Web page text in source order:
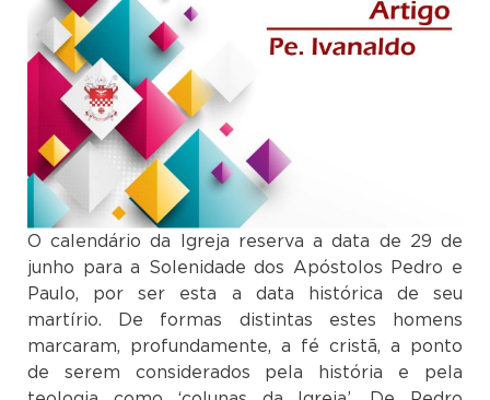
O calendário da Igreja reserva a data de 29 de
junho para a Solenidade dos Apóstolos Pedro e
Paulo, por ser esta a data histórica de seu
martírio. De formas distintas estes homens
marcaram, profundamente, a fé cristã, a ponto
de serem considerados pela história e pela